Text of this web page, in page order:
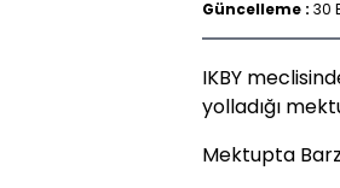
Güncelleme : 30
IKBY
yolladığı
Mektupta